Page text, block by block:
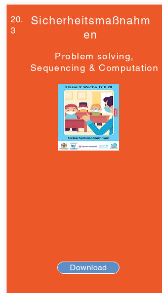
20.
3
Sicherheitsmaßnahm
en
Problem solving,
Sequencing & Computation
Download